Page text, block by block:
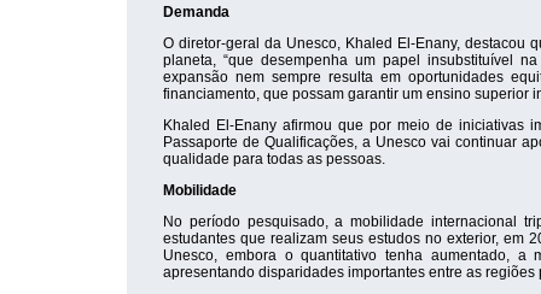
Demanda
O diretor-geral da Unesco, Khaled El-Enany, destacou
planeta, “que desempenha um papel insubstituível
expansão nem sempre resulta em oportunidades
financiamento, que possam garantir um ensino superior
Khaled El-Enany afirmou que por meio de iniciativas
Passaporte de Qualificações, a Unesco vai continuar
qualidade para todas as pessoas.
Mobilidade
No período pesquisado, a mobilidade internacional
estudantes que realizam seus estudos no exterior, em
Unesco, embora o quantitativo tenha aumentado,
apresentando disparidades importantes entre as regiões